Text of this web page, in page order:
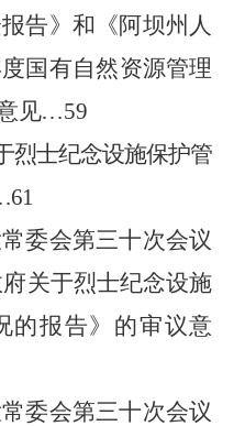
报告》 和《阿坝州人
度国有自然资源管理
见…59
烈士纪念设施保护管
61
委会第三十次会议
关于烈士纪念设施
的报告》 的审议意
委会第三十次会议